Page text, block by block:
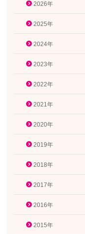
2026年
2025年
2024年
2023年
2022年
2021年
2020年
2019年
2018年
2017年
2016年
2015年